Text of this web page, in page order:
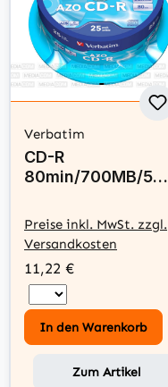
Verbatim
CD-R
80min/700MB/52x
Preise inkl. MwSt. zzgl.
Versandkosten
11,22 €
In den Warenkorb
Zum Artikel